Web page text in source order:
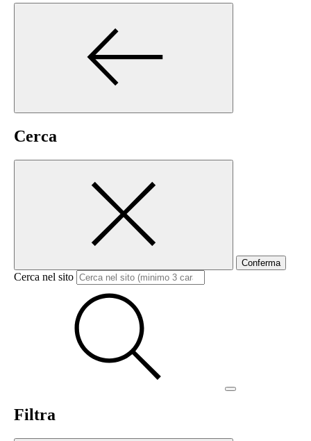
Cerca
Conferma
Cerca nel sito
Filtra